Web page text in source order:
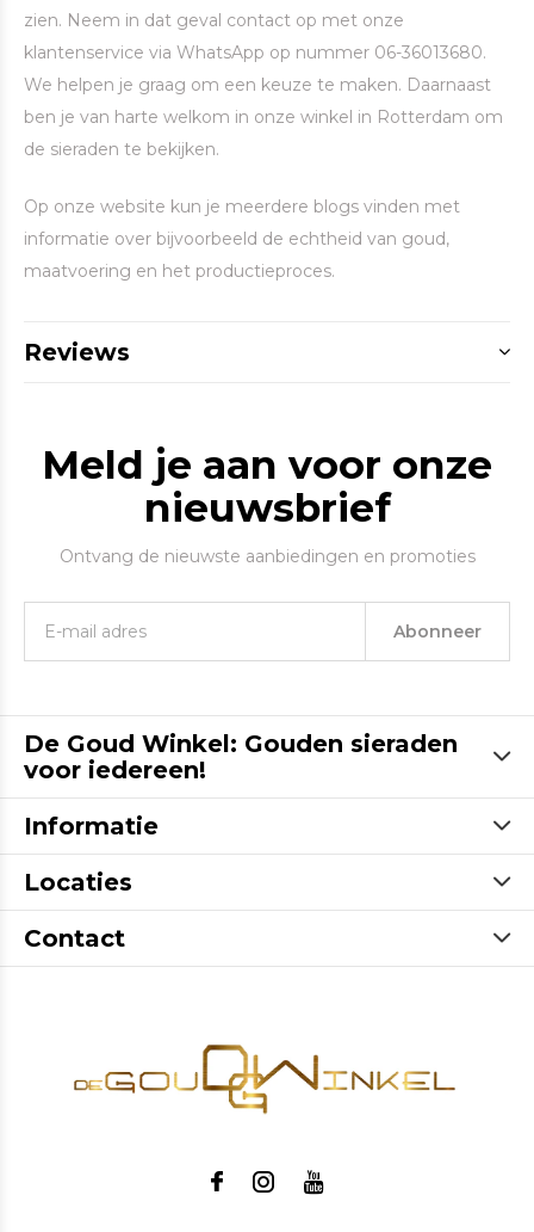
zien. Neem in dat geval contact op met onze
klantenservice via WhatsApp op nummer 06-36013680.
We helpen je graag om een keuze te maken. Daarnaast
ben je van harte welkom in onze winkel in Rotterdam om
de sieraden te bekijken.
Op onze website kun je meerdere blogs vinden met
informatie over bijvoorbeeld de echtheid van goud,
maatvoering en het productieproces.
Reviews
Meld je aan voor onze
nieuwsbrief
Ontvang de nieuwste aanbiedingen en promoties
Abonneer
De Goud Winkel: Gouden sieraden
voor iedereen!
Informatie
Locaties
Contact